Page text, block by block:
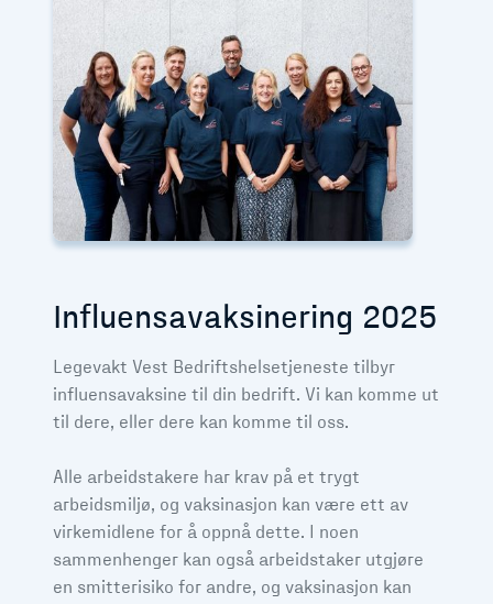
Influensavaksinering 2025
Legevakt Vest Bedriftshelsetjeneste tilbyr
influensavaksine til din bedrift. Vi kan komme ut
til dere, eller dere kan komme til oss.
Alle arbeidstakere har krav på et trygt
arbeidsmiljø, og vaksinasjon kan være ett av
virkemidlene for å oppnå dette. I noen
sammenhenger kan også arbeidstaker utgjøre
en smitterisiko for andre, og vaksinasjon kan